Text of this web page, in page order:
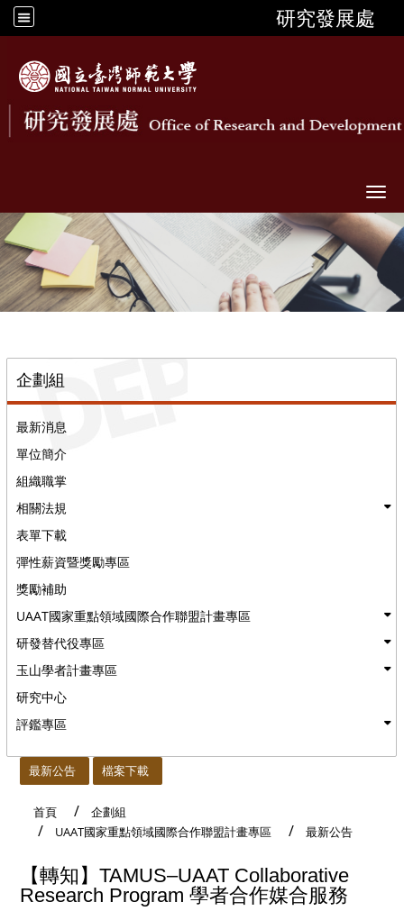
研究發展處
企劃組
最新消息
單位簡介
組織職掌
相關法規
表單下載
彈性薪資暨獎勵專區
獎勵補助
UAAT國家重點領域國際合作聯盟計畫專區
研發替代役專區
玉山學者計畫專區
研究中心
評鑑專區
最新公告 檔案下載
首頁
企劃組
UAAT國家重點領域國際合作聯盟計畫專區
最新公告
【轉知】TAMUS–UAAT Collaborative
Research Program 學者合作媒合服務